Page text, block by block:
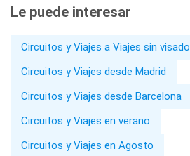
Le puede interesar
Circuitos y Viajes a Viajes sin visado
Circuitos y Viajes desde Madrid
Circuitos y Viajes desde Barcelona
Circuitos y Viajes en verano
Circuitos y Viajes en Agosto